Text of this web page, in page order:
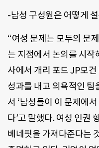
-남성 구성원은 어떻게
“여성 문제는 모두의 문
는 지점에서 논의를 시작
사에서 개리 포드 JP모
성과를 내고 의욕적인 팀
서 ‘남성들이 이 문제에
다’고 말했다. 여성 인권
베네핏을 가져다준다는